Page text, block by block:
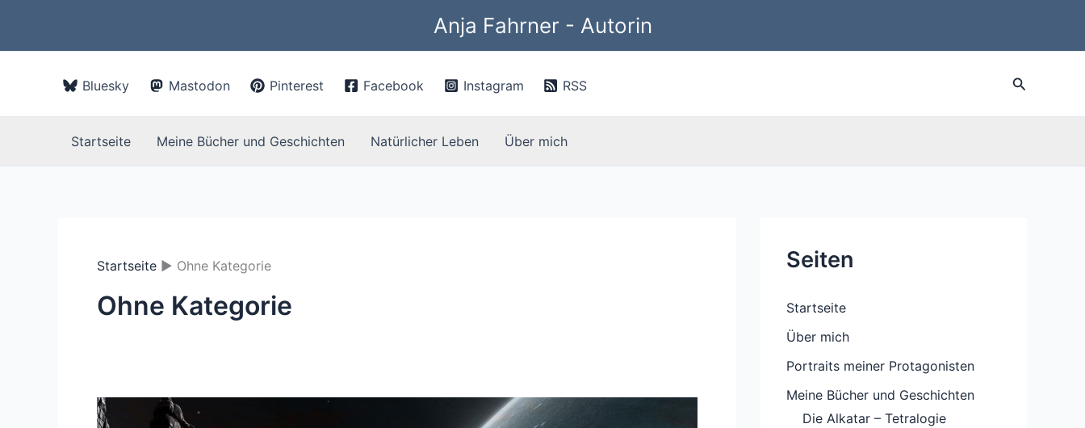
springen
Anja Fahrner - Autorin
Bluesky Mastodon Pinterest Facebook Instagram RSS Suche
Startseite Meine Bücher und Geschichten Natürlicher Leben Über mich
Startseite Ohne Kategorie
Ohne Kategorie
Seiten
Startseite
Über mich
Portraits meiner Protagonisten
Meine Bücher und Geschichten
Die Alkatar – Tetralogie